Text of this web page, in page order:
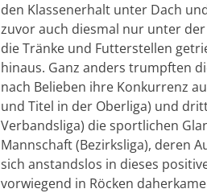
den Klassenerhalt unter Dach
zuvor auch diesmal nur unter
die Tränke und Futterstellen
hinaus. Ganz anders trumpften
nach Belieben ihre Konkurrenz
und Titel in der Oberliga) und
Verbandsliga) die sportlichen
Mannschaft (Bezirksliga), deren
sich anstandslos in dieses
vorwiegend in Röcken